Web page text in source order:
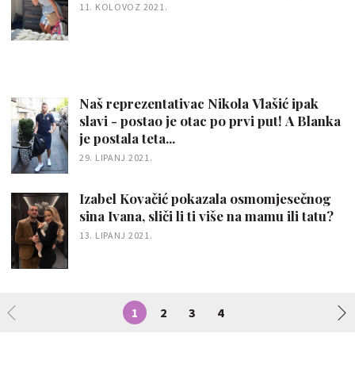
11. KOLOVOZ 2021.
Naš reprezentativac Nikola Vlašić ipak
slavi - postao je otac po prvi put! A Blanka
je postala teta...
29. LIPANJ 2021.
Izabel Kovačić pokazala osmomjesečnog
sina Ivana, sliči li ti više na mamu ili tatu?
13. LIPANJ 2021.
1 2 3 4